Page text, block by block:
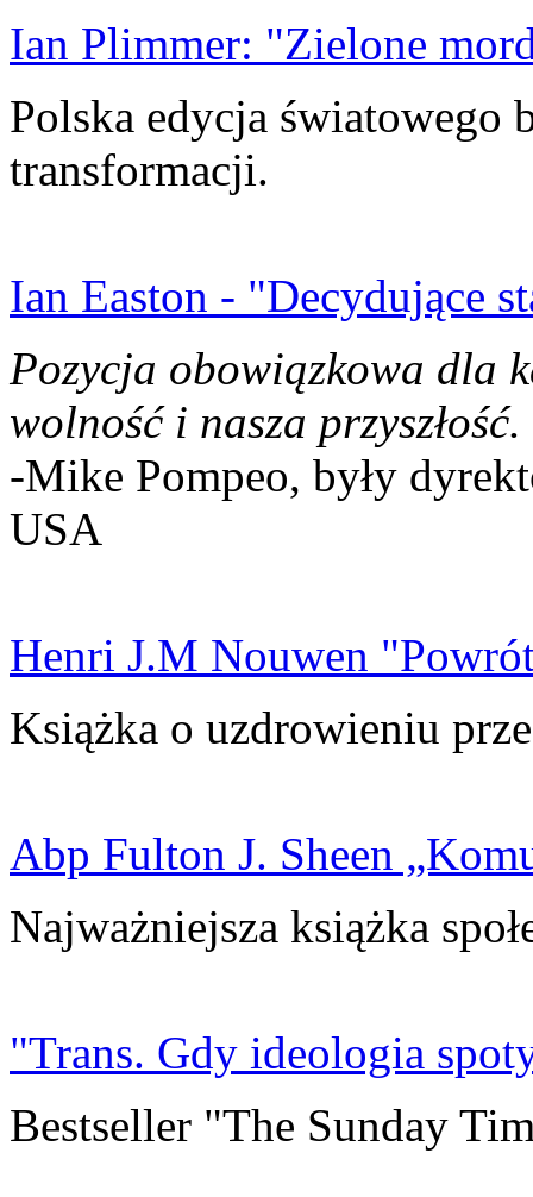
Ian Plimmer: "Zielone
Polska edycja światowego
transformacji.
Ian Easton - "Decydujące
Pozycja obowiązkowa dla
wolność i nasza przyszłość.
-Mike Pompeo, były
USA
Henri J.M Nouwen
Książka o uzdrowieniu
Abp Fulton J. Sheen
Najważniejsza książka
"Trans. Gdy ideologia
Bestseller "The Sunday